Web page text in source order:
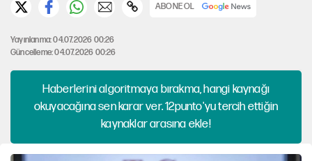
ABONE OL
Yayınlanma: 04.07.2026 00:26
Güncelleme: 04.07.2026 00:26
Haberlerini algoritmaya bırakma, hangi kaynağı
okuyacağına sen karar ver. 12punto'yu tercih ettiğin
kaynaklar arasına ekle!